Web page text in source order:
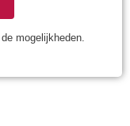
mogelijkheden.